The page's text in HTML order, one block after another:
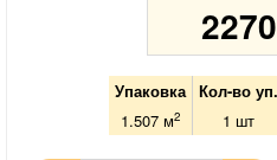
2270
Упаковка Кол-во уп.
1.507 м2 1 шт